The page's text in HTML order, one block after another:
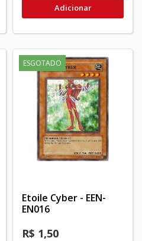
Adicionar
ESGOTADO
Etoile Cyber - EEN-
EN016
R$ 1,50